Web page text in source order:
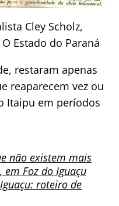
Cley Scholz,
Estado do Paraná
restaram apenas
reaparecem vez ou
Itaipu em períodos
não existem mais
Foz do Iguaçu
roteiro de